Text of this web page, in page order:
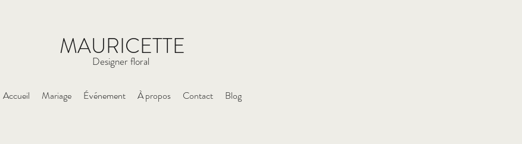
MAURICETTE
Designer floral
Accueil Mariage Événement À propos Contact Blog